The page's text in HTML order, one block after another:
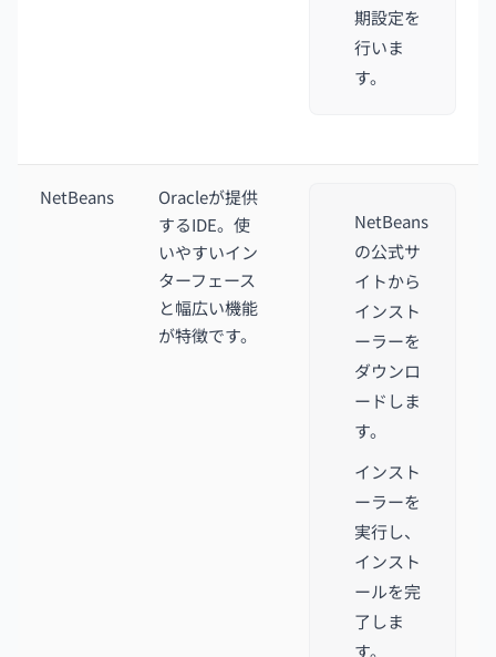
期設定を
行いま
す。
NetBeans
Oracleが提供
するIDE。使
いやすいイン
ターフェース
と幅広い機能
が特徴です。
NetBeans
の公式サ
イトから
インスト
ーラーを
ダウンロ
ードしま
す。
インスト
ーラーを
実行し、
インスト
ールを完
了しま
す。